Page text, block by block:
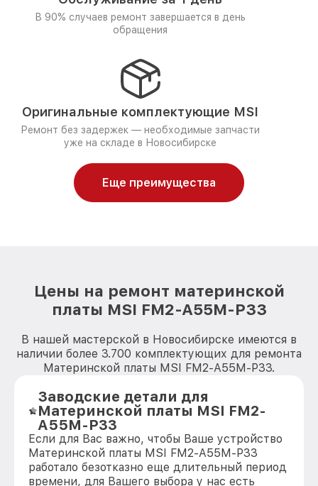
В 90% случаев ремонт завершается в день
обращения
Оригинальные комплектующие MSI
Ремонт без задержек — необходимые запчасти
уже на складе в Новосибирске
Еще преимущества
Цены на ремонт материнской
платы MSI FM2-A55M-P33
В нашей мастерской в Новосибирске имеются в
наличии более 3.700 комплектующих для ремонта
Материнской платы MSI FM2-A55M-P33.
Заводские детали для
Материнской платы MSI FM2-
A55M-P33
Если для Вас важно, чтобы Ваше устройство
Материнской платы MSI FM2-A55M-P33
работало безотказно еще длительный период
времени, для Вашего выбора у нас есть